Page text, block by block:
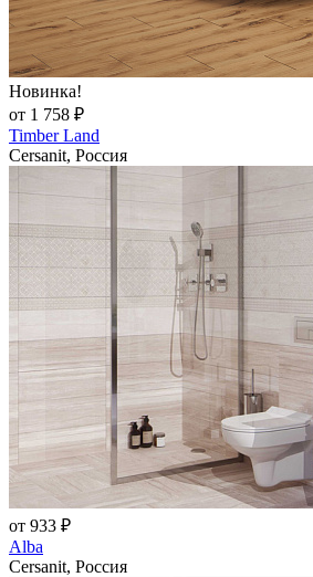
Новинка!
от 1 758 ₽
Timber Land
Cersanit, Россия
от 933 ₽
Alba
Cersanit, Россия